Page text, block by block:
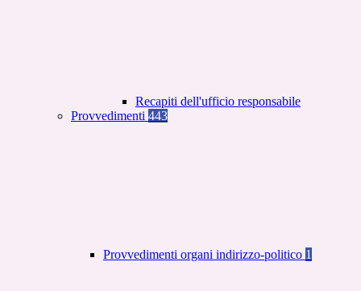
Recapiti dell'ufficio responsabile
Provvedimenti 443
Provvedimenti organi indirizzo-politico 1